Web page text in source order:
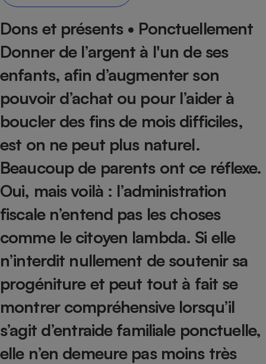
Dons et présents • Ponctuellement
Donner de l’argent à l'un de ses
enfants, afin d’augmenter son
pouvoir d’achat ou pour l’aider à
boucler des fins de mois difficiles,
est on ne peut plus naturel.
Beaucoup de parents ont ce réflexe.
Oui, mais voilà : l’administration
fiscale n’entend pas les choses
comme le citoyen lambda. Si elle
n’interdit nullement de soutenir sa
progéniture et peut tout à fait se
montrer compréhensive lorsqu’il
s’agit d’entraide familiale ponctuelle,
elle n’en demeure pas moins très
Complément
alimentaire
bouteille
Assurance emprunteur
Petit électroménager -
Lave-linge
Plaque de cuisson à
induction
Téléviseur
Smartphone
Matelas
Radiateur électrique
Climatiseur -
Mutuelle
Antimoustique